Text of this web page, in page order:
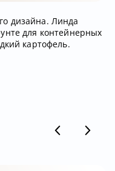
дизайна. Линда
для контейнерных
картофель.